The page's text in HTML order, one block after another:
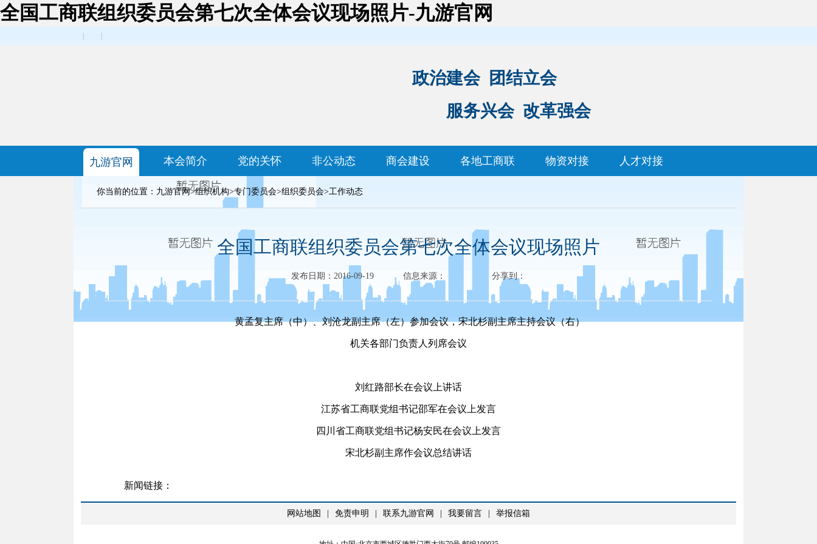
全国工商联组织委员会第七次全体会议现场照片-九游官网
政治建会 团结立会
服务兴会 改革强会
九游官网 本会简介 党的关怀 非公动态 商会建设 各地工商联 物资对接 人才对接
你当前的位置： 九游官网>组织机构>专门委员会>组织委员会>工作动态
全国工商联组织委员会第七次全体会议现场照片
发布日期： 2016-09-19 信息来源： 分享到：
黄孟复主席（中）、刘沧龙副主席（左）参加会议，宋北杉副主席主持会议（右）
机关各部门负责人列席会议
刘红路部长在会议上讲话
江苏省工商联党组书记邵军在会议上发言
四川省工商联党组书记杨安民在会议上发言
宋北杉副主席作会议总结讲话
新闻链接：
网站地图 免责申明 联系九游官网 我要留言 举报信箱